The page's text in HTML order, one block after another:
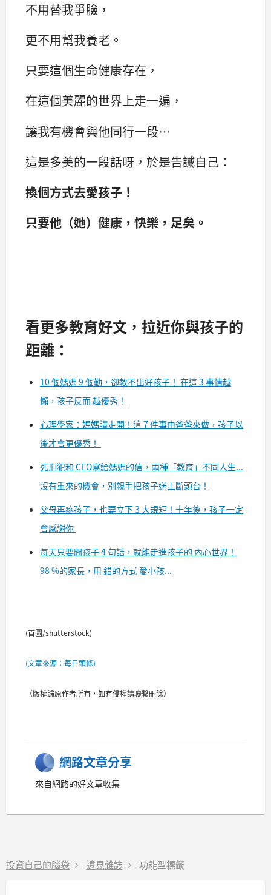
不用替我爭臉，
更不用幫我養老。
只要這個生命健康存在，
在這個美麗的世界上走一遍，
讓我有機會與他同行一段…
這是多美的一段話呀，於是告誡自己：
換個方式去愛孩子！
只要他（她）健康，快樂，足矣。
看更多教育好文，拉近你與孩子的
距離：
10 個媽媽 9 個勤，卻教不出好孩子！ 在這 3 事情越
懶，孩子反而 越優秀！
心理學家：媽媽請走開！這 7 件事由爸爸來做，孩子以
後才會更優秀！
死刑犯和 CEO寫給媽媽的信，兩種「教育」不同人生...
沒有重來的機會，別親手把孩子送上斷頭台！
父母再疼孩子，也要立下 3 大規矩！十年後，孩子一定
會感謝你
每天只要問孩子 4 句話，就能走進孩子的 內心世界！
98 %的家長，用 錯的方式 愛小孩...
(首圖/shutterstock)
(文章來源：每日頭條)
（版權歸原作者所有，如有侵權請聯繫刪除）
網路文章分享
來自網路的好文章收集
投資自己的腦袋 遠見雜誌 功能型標籤